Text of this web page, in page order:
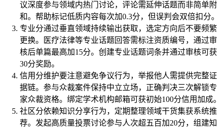
议深度参与领域内热门讨论，评论需延伸话题而非简单附
和。帮助标记低质内容每次加0.3分，但误判会双倍扣分。
专业分通过垂直领域持续输出获取，选定方向后不要频繁
更换。医疗法律等专业话题回答需标注资质编号，通过审
核后单篇最高加15分。创建专业话题词条并通过审核可获
30分奖励。
信用分维护要注意避免争议行为，举报他人需提供完整证
据链。参与众裁案件保持中立立场，正确判决三次解锁专
家众裁资格。绑定学术机构邮箱可获初始100分信用加成。
社区分依赖知识分享行为，定期整理领域干货集获系统推
荐。发起高质量投票讨论参与人次超五百加20分，组建知